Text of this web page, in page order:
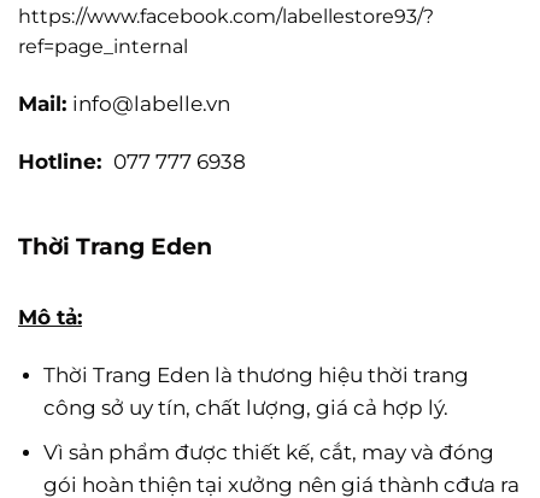
https://www.facebook.com/labellestore93/?
ref=page_internal
Mail: info@labelle.vn
Hotline: 077 777 6938
Thời Trang Eden
Mô tả:
Thời Trang Eden là thương hiệu thời trang
công sở uy tín, chất lượng, giá cả hợp lý.
Vì sản phẩm được thiết kế, cắt, may và đóng
gói hoàn thiện tại xưởng nên giá thành cđưa ra